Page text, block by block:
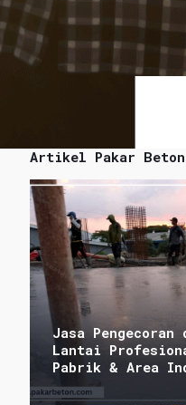
Artikel Pakar Beton
Jasa
Lantai
Pabrik & Area